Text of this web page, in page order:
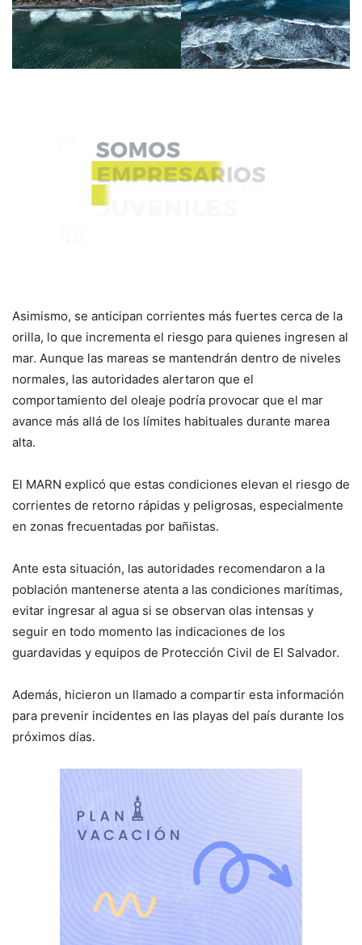
Asimismo, se anticipan corrientes más fuertes cerca de la
orilla, lo que incrementa el riesgo para quienes ingresen al
mar. Aunque las mareas se mantendrán dentro de niveles
normales, las autoridades alertaron que el
comportamiento del oleaje podría provocar que el mar
avance más allá de los límites habituales durante marea
alta.
El MARN explicó que estas condiciones elevan el riesgo de
corrientes de retorno rápidas y peligrosas, especialmente
en zonas frecuentadas por bañistas.
Ante esta situación, las autoridades recomendaron a la
población mantenerse atenta a las condiciones marítimas,
evitar ingresar al agua si se observan olas intensas y
seguir en todo momento las indicaciones de los
guardavidas y equipos de Protección Civil de El Salvador.
Además, hicieron un llamado a compartir esta información
para prevenir incidentes en las playas del país durante los
próximos días.